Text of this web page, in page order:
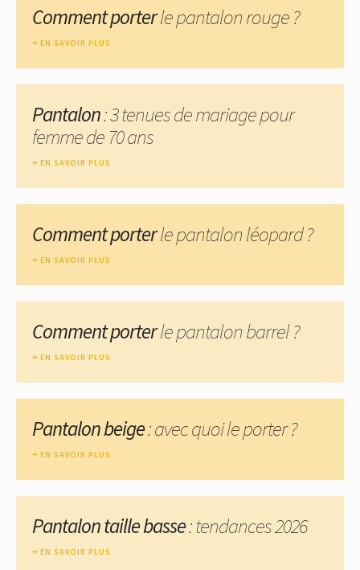
Comment porterle pantalon rouge ?
EN SAVOIR PLUS
Pantalon: 3 tenues de mariage pour
femme de 70 ans
EN SAVOIR PLUS
Comment porterle pantalon léopard ?
EN SAVOIR PLUS
Comment porterle pantalon barrel ?
EN SAVOIR PLUS
Pantalon beige: avec quoi le porter ?
EN SAVOIR PLUS
Pantalon taille basse: tendances 2026
EN SAVOIR PLUS